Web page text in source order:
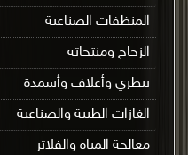
المنظفات الصناعية
الزجاج ومنتجاته
بيطري وأعلاف وأسمدة
الغازات الطبية والصناعية
معالجة المياه والفلاتر